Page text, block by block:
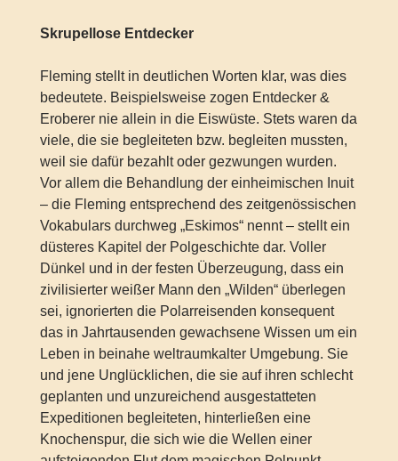
Skrupellose Entdecker
Fleming stellt in deutlichen Worten klar, was dies
bedeutete. Beispielsweise zogen Entdecker &
Eroberer nie allein in die Eiswüste. Stets waren da
viele, die sie begleiteten bzw. begleiten mussten,
weil sie dafür bezahlt oder gezwungen wurden.
Vor allem die Behandlung der einheimischen Inuit
– die Fleming entsprechend des zeitgenössischen
Vokabulars durchweg „Eskimos“ nennt – stellt ein
düsteres Kapitel der Polgeschichte dar. Voller
Dünkel und in der festen Überzeugung, dass ein
zivilisierter weißer Mann den „Wilden“ überlegen
sei, ignorierten die Polarreisenden konsequent
das in Jahrtausenden gewachsene Wissen um ein
Leben in beinahe weltraumkalter Umgebung. Sie
und jene Unglücklichen, die sie auf ihren schlecht
geplanten und unzureichend ausgestatteten
Expeditionen begleiteten, hinterließen eine
Knochenspur, die sich wie die Wellen einer